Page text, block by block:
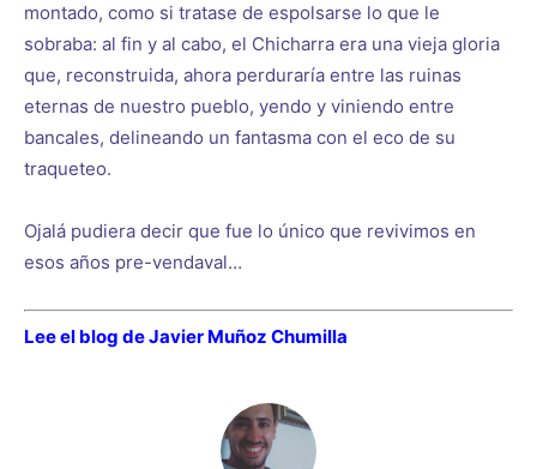
montado, como si tratase de espolsarse lo que le
sobraba: al fin y al cabo, el Chicharra era una vieja gloria
que, reconstruida, ahora perduraría entre las ruinas
eternas de nuestro pueblo, yendo y viniendo entre
bancales, delineando un fantasma con el eco de su
traqueteo.
Ojalá pudiera decir que fue lo único que revivimos en
esos años pre-vendaval…
Lee el blog de Javier Muñoz Chumilla